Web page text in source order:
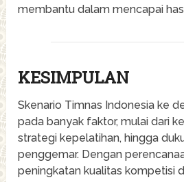
membantu dalam mencapai
KESIMPULAN
Skenario Timnas Indonesia ke
pada banyak faktor, mulai dari
strategi kepelatihan, hingga
penggemar. Dengan
peningkatan kualitas kompetisi